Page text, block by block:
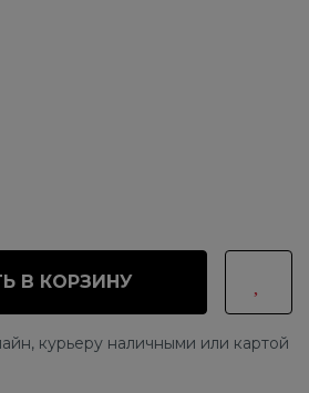
В КОРЗИНУ
курьеру наличными или картой